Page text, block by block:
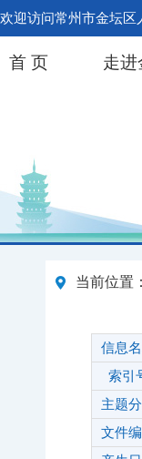
欢迎访问常州市金坛区
首 页 走进
当前位置
信息
索引
主题
文件